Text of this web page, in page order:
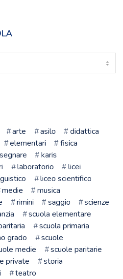
arte asilo
didattica
elementari
fisica
karis
laboratorio
licei
liceo scientifico
medie
musica
rimini saggio
scienze
scuola elementare
scuola primaria
grado
scuole
medie
scuole paritarie
private
storia
teatro